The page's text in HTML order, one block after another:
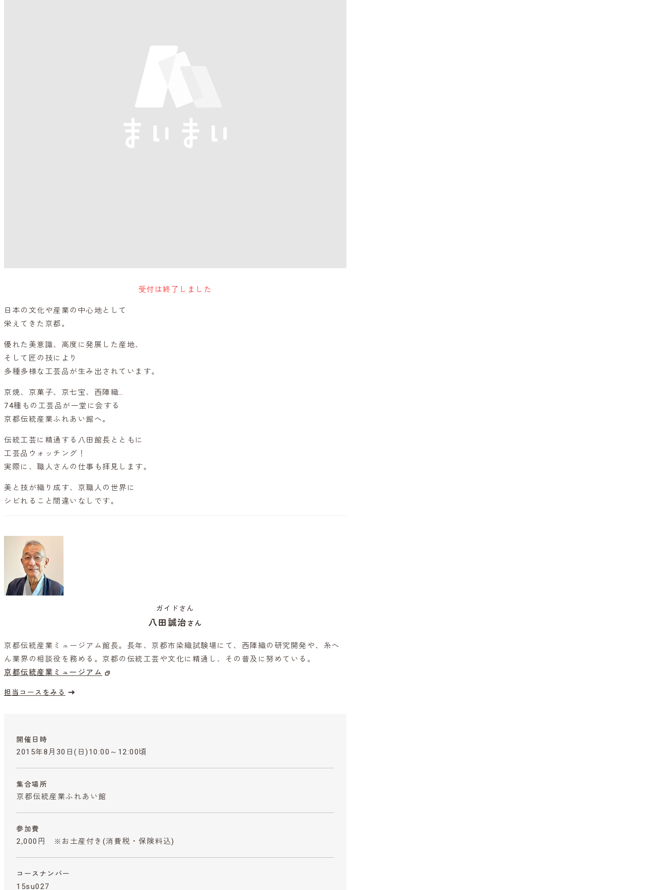
受付は終了しました
日本の文化や産業の中心地として
栄えてきた京都。
優れた美意識、高度に発展した産地、
そして匠の技により
多種多様な工芸品が生み出されています。
京焼、京菓子、京七宝、西陣織…
74種もの工芸品が一堂に会する
京都伝統産業ふれあい館へ。
伝統工芸に精通する八田館長とともに
工芸品ウォッチング！
実際に、職人さんの仕事も拝見します。
美と技が織り成す、京職人の世界に
シビれること間違いなしです。
ガイドさん
八田誠治さん
京都伝統産業ミュージアム館長。長年、京都市染織試験場にて、西陣織の研究開発や、糸へ
ん業界の相談役を務める。京都の伝統工芸や文化に精通し、その普及に努めている。
京都伝統産業ミュージアム
担当コースをみる
開催日時
2015年8月30日(日)10:00～12:00頃
集合場所
京都伝統産業ふれあい館
参加費
2,000円 ※お土産付き (消費税・保険料込)
コースナンバー
15su027